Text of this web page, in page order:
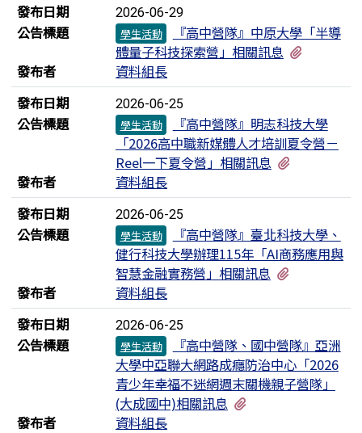
發布日期
2026-06-29
公告標題 學生活動
『高中營隊』中原大學「半導
體量子科技探索營」相關訊息
發布者
資料組長
發布日期
2026-06-25
公告標題 學生活動
『高中營隊』明志科技大學
「2026高中職新媒體人才培訓夏令營－
Reel一下夏令營」相關訊息
發布者
資料組長
發布日期
2026-06-25
公告標題 學生活動
『高中營隊』臺北科技大學、
健行科技大學辦理115年「AI商務應用與
智慧金融實務營」相關訊息
發布者
資料組長
發布日期
2026-06-25
公告標題 學生活動
『高中營隊、國中營隊』亞洲
大學中亞聯大網路成癮防治中心「2026
青少年幸福不迷網週末關機親子營隊」
(大成國中)相關訊息
發布者
資料組長